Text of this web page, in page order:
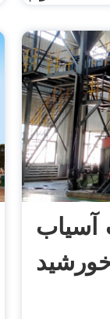
آسیاب